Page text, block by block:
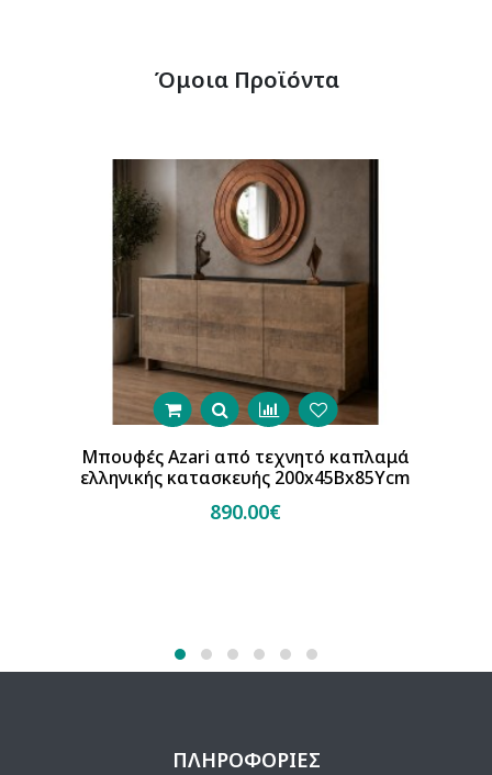
Όμοια Προϊόντα
Μπουφές Azari από τεχνητό καπλαμά
ελληνικής κατασκευής 200x45Βx85Υcm
890.00€
ΠΛΗΡΟΦΟΡΙΕΣ